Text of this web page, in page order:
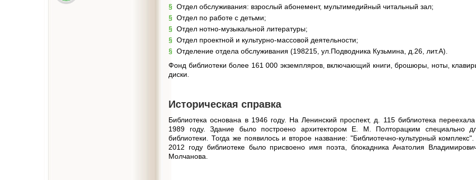
Отдел обслуживания: взрослый абонемент, мультимедийный читальный зал;
Отдел по работе с детьми;
Отдел нотно-музыкальной литературы;
Отдел проектной и культурно-массовой деятельности;
Отделение отдела обслуживания (198215, ул.Подводника Кузьмина, д.26, лит.А).
Фонд библиотеки более 161 000 экземпляров, включающий книги, брошюры, ноты,
диски.
Историческая справка
Библиотека основана в 1946 году. На Ленинский проспект, д. 115 библиотека
1989 году. Здание было построено архитектором Е. М. Полторацким специально
библиотеки. Тогда же появилось и второе название: "Библиотечно-культурный
2012 году библиотеке было присвоено имя поэта, блокадника Анатолия
Молчанова.